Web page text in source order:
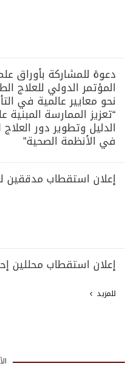
دعوة للمشاركة بأوراق
المؤتمر الدولي للعلاج
نحو معايير عالمية في
“تعزيز الممارسة المبنية
الدليل وتطوير دور
في الأنظمة الصحية”
إعلان استقطاب مدققين
إعلان استقطاب محللين
للمزيد